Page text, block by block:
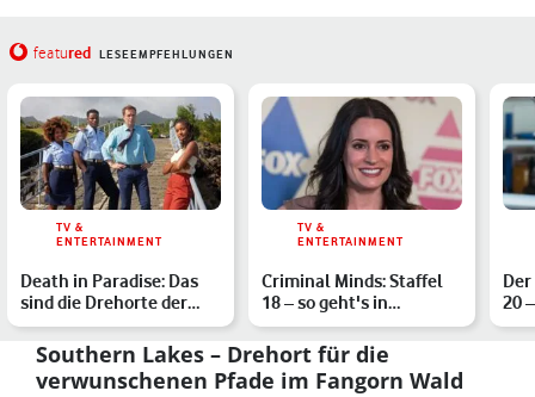
featured LESEEMPFEHLUNGEN
TV &
ENTERTAINMENT
Death in Paradise: Das
sind die Drehorte der
Krimiserie
TV &
ENTERTAINMENT
Criminal Minds: Staffel
18 – so geht's in
Evolutions weiter
20
Southern Lakes – Drehort für die
verwunschenen Pfade im Fangorn Wald